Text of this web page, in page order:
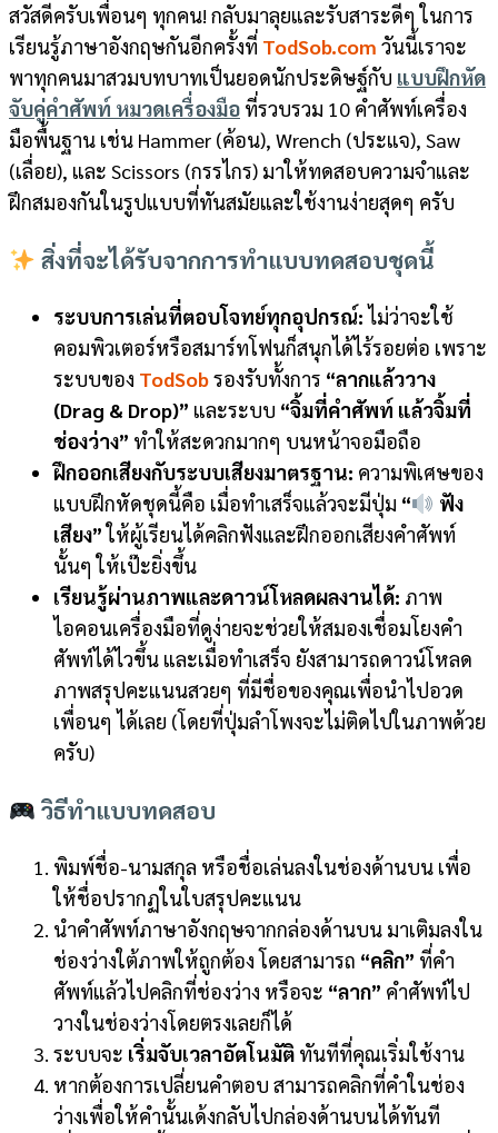
สวัสดีครับเพื่อนๆ ทุกคน! กลับมาลุยและรับสาระดีๆ ในการ
เรียนรู้ภาษาอังกฤษกันอีกครั้งที่ TodSob.com วันนี้เราจะ
พาทุกคนมาสวมบทบาทเป็นยอดนักประดิษฐ์กับ แบบฝึกหัด
จับคู่คำศัพท์ หมวดเครื่องมือ ที่รวบรวม 10 คำศัพท์เครื่อง
มือพื้นฐาน เช่น Hammer (ค้อน), Wrench (ประแจ), Saw
(เลื่อย), และ Scissors (กรรไกร) มาให้ทดสอบความจำและ
ฝึกสมองกันในรูปแบบที่ทันสมัยและใช้งานง่ายสุดๆ ครับ
สิ่งที่จะได้รับจากการทำแบบทดสอบชุดนี้
ระบบการเล่นที่ตอบโจทย์ทุกอุปกรณ์: ไม่ว่าจะใช้
คอมพิวเตอร์หรือสมาร์ทโฟนก็สนุกได้ไร้รอยต่อ เพราะ
ระบบของ TodSobรองรับทั้งการ “ลากแล้ววาง
(Drag & Drop)” และระบบ “จิ้มที่คำศัพท์ แล้วจิ้มที่
ช่องว่าง” ทำให้สะดวกมากๆ บนหน้าจอมือถือ
ฝึกออกเสียงกับระบบเสียงมาตรฐาน: ความพิเศษของ
แบบฝึกหัดชุดนี้คือ เมื่อทำเสร็จแล้วจะมีปุ่ม “
ฟัง
เสียง”ให้ผู้เรียนได้คลิกฟังและฝึกออกเสียงคำศัพท์
นั้นๆ ให้เป๊ะยิ่งขึ้น
เรียนรู้ผ่านภาพและดาวน์โหลดผลงานได้: ภาพ
ไอคอนเครื่องมือที่ดูง่ายจะช่วยให้สมองเชื่อมโยงคำ
ศัพท์ได้ไวขึ้น และเมื่อทำเสร็จ ยังสามารถดาวน์โหลด
ภาพสรุปคะแนนสวยๆ ที่มีชื่อของคุณเพื่อนำไปอวด
เพื่อนๆ ได้เลย (โดยที่ปุ่มลำโพงจะไม่ติดไปในภาพด้วย
ครับ)
วิธีทำแบบทดสอบ
พิมพ์ชื่อ-นามสกุล หรือชื่อเล่นลงในช่องด้านบน เพื่อ
ให้ชื่อปรากฏในใบสรุปคะแนน
นำคำศัพท์ภาษาอังกฤษจากกล่องด้านบน มาเติมลงใน
ช่องว่างใต้ภาพให้ถูกต้อง โดยสามารถ “คลิก” ที่คำ
ศัพท์แล้วไปคลิกที่ช่องว่าง หรือจะ “ลาก” คำศัพท์ไป
วางในช่องว่างโดยตรงเลยก็ได้
ระบบจะ เริ่มจับเวลาอัตโนมัติ ทันทีที่คุณเริ่มใช้งาน
หากต้องการเปลี่ยนคำตอบ สามารถคลิกที่คำในช่อง
ว่างเพื่อให้คำนั้นเด้งกลับไปกล่องด้านบนได้ทันที